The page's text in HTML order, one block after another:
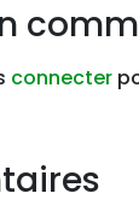
connecter